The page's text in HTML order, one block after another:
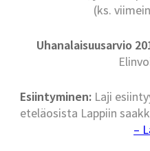
(ks.
Uhanalaisuusarvio
Esiintyminen:Laji
eteläosista Lappiin
–